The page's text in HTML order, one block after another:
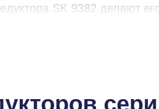
SK 9382 делают